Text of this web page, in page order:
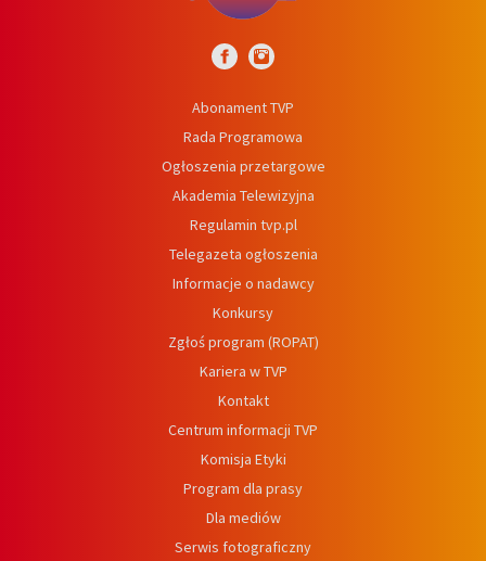
Abonament TVP
Rada Programowa
Ogłoszenia przetargowe
Akademia Telewizyjna
Regulamin tvp.pl
Telegazeta ogłoszenia
Informacje o nadawcy
Konkursy
Zgłoś program (ROPAT)
Kariera w TVP
Kontakt
Centrum informacji TVP
Komisja Etyki
Program dla prasy
Dla mediów
Serwis fotograficzny